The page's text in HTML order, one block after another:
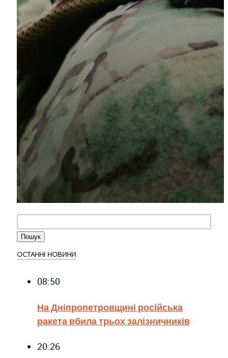
ОСТАННІ НОВИНИ
08:50
На Дніпропетровщині російська
ракета вбила трьох залізничників
20:26